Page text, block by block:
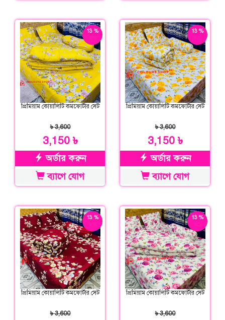
13 %
প্রিমিয়াম কোয়ালিটি কমফোর্টার সেট
৳ 3,600
3,150 ৳
অর্ডার করুন
ব্যাগে যোগ
13 %
প্রিমিয়াম কোয়ালিটি কমফোর্টার সেট
৳ 3,600
3,150 ৳
অর্ডার করুন
ব্যাগে যোগ
13 %
প্রিমিয়াম কোয়ালিটি কমফোর্টার সেট
৳ 3,600
13 %
প্রিমিয়াম কোয়ালিটি কমফোর্টার সেট
৳ 3,600